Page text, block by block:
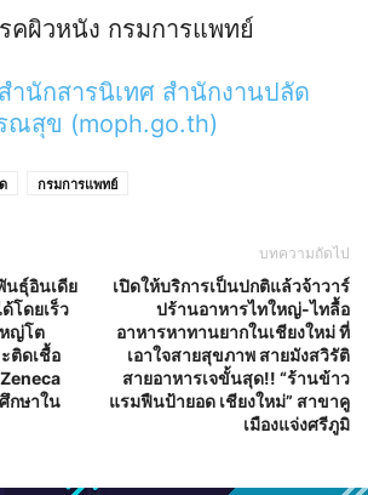
คผิวหนัง กรมการแพทย์
สำนักสารนิเทศ สำนักงานปลัด
ณสุข (moph.go.th)
กรมการแพทย์
นธุ์อินเดีย
โดยเร็ว
ญ่โต
ติดเชื้อ
กษาใน
บทความถัดไป
เปิดให้บริการเป็นปกติแล้วจ้าวาร์
ปร้านอาหารไทใหญ่-ไทลื้อ
อาหารหาทานยากในเชียงใหม่ ที่
เอาใจสายสุขภาพ สายมังสวิรัติ
สายอาหารเจขั้นสุด!! “ร้านข้าว
แรมฟืนป้ายอด เชียงใหม่” สาขาคู
เมืองแจ่งศรีภูมิ